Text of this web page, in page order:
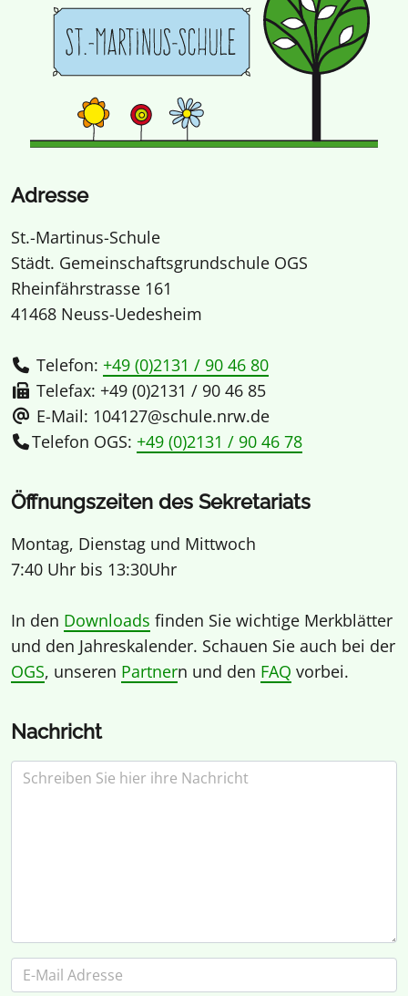
Adresse
St.-Martinus-Schule
Städt. Gemeinschaftsgrundschule OGS
Rheinfährstrasse 161
41468 Neuss-Uedesheim
Telefon: +49 (0)2131 / 90 46 80
Telefax: +49 (0)2131 / 90 46 85
E-Mail: 104127@schule.nrw.de
Telefon OGS: +49 (0)2131 / 90 46 78
Öffnungszeiten des Sekretariats
Montag, Dienstag und Mittwoch
7:40 Uhr bis 13:30Uhr
In den Downloads finden Sie wichtige Merkblätter
und den Jahreskalender. Schauen Sie auch bei der
OGS, unseren Partnern und den FAQ vorbei.
Nachricht